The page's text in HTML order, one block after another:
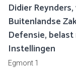
Didier
Buitenlandse
Defensie,
Instellingen
Egmont 1